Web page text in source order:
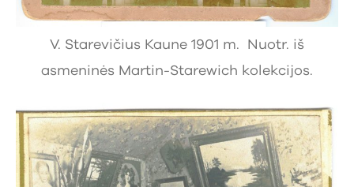
V. Starevičius Kaune 1901 m. Nuotr. iš
asmeninės Martin-Starewich kolekcijos.